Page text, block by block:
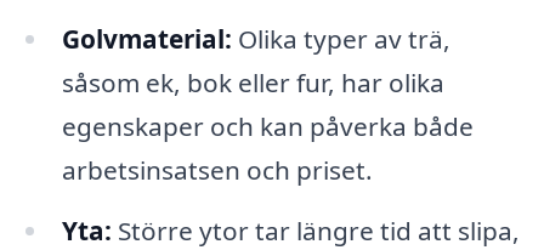
Golvmaterial: Olika typer av trä,
såsom ek, bok eller fur, har olika
egenskaper och kan påverka både
arbetsinsatsen och priset.
Yta: Större ytor tar längre tid att slipa,